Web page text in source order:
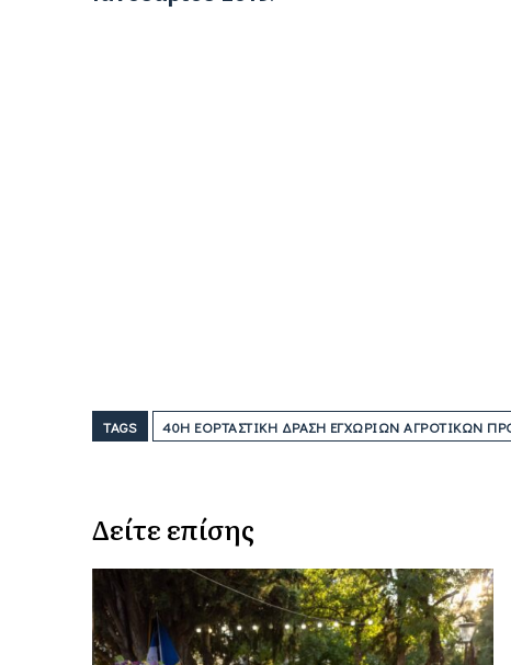
TAGS 40Η ΕΟΡΤΑΣΤΙΚΉ ΔΡΆΣΗ ΕΓΧΏΡΙΩΝ ΑΓΡΟΤΙΚΏΝ
Δείτε επίσης